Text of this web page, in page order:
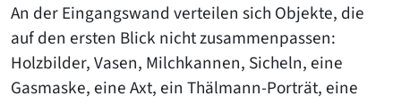
An der Eingangswand verteilen sich Objekte, die
auf den ersten Blick nicht zusammenpassen:
Holzbilder, Vasen, Milchkannen, Sicheln, eine
Gasmaske, eine Axt, ein Thälmann-Porträt, eine